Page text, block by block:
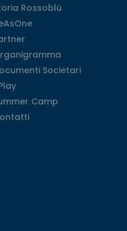
Rossoblù
Rossoblù
Societari
Societari
Camp
Camp